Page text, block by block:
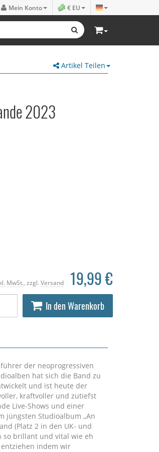
Mein Konto € EU
Artikel Teilen
2023
MwSt. , zzgl. Versand 19,99 €
In den Warenkorb
der neoprogressiven
hat sich die Band zu
und ist heute der
kraftvoller und zutiefst
Live-Shows und einer
jüngsten Studioalbum ,,An
(Platz 2 in den UK- und
so brillant und vital wie eh
indem wir